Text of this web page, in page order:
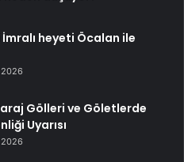
İmralı heyeti Öcalan ile
Gölleri ve Göletlerde
Uyarısı